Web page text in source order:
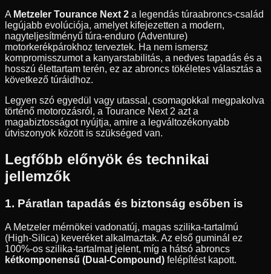
A Metzeler Tourance Next 2 a legendás túraabroncs-család
legújabb evolúciója, amelyet kifejezetten a modern,
nagyteljesítményű túra-enduro (Adventure)
motorkerékpárokhoz terveztek. Ha nem ismersz
kompromisszumot a kanyarstabilitás, a nedves tapadás és a
hosszú élettartam terén, ez az abroncs tökéletes választás a
következő túráidhoz.
Legyen szó egyedül vagy utassal, csomagokkal megpakolva
történő motorozásról, a Tourance Next 2 azt a
magabiztosságot nyújtja, amire a legváltozékonyabb
útviszonyok között is szükséged van.
Legfőbb előnyök és technikai
jellemzők
1. Páratlan tapadás és biztonság esőben is
A Metzeler mérnökei vadonatúj, magas szilika-tartalmú
(High-Silica) keveréket alkalmaztak. Az első guminál ez
100%-os szilika-tartalmat jelent, míg a hátsó abroncs
kétkomponensű (Dual-Compound) felépítést kapott.